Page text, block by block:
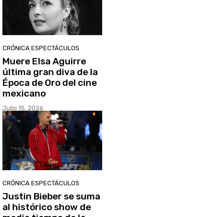
CRÓNICA ESPECTÁCULOS
Muere Elsa Aguirre
última gran diva de la
Época de Oro del cine
mexicano
Julio 15, 2026
CRÓNICA ESPECTÁCULOS
Justin Bieber se suma
al histórico show de